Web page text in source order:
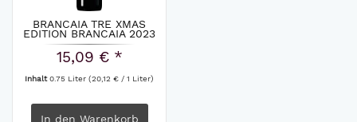
BRANCAIA TRE XMAS
EDITION BRANCAIA 2023
15,09 € *
Inhalt0.75 Liter (20,12 € / 1 Liter)
In den Warenkorb